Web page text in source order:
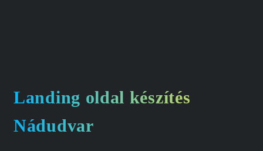
Landing oldal készítés
Nádudvar